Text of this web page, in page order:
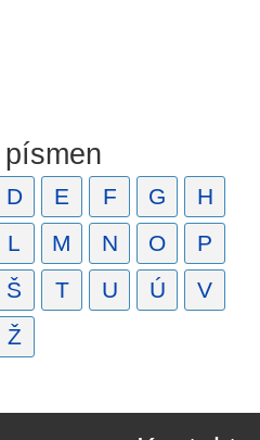
D E F G
H
L M N O
P
Š T U Ú
V
Ž